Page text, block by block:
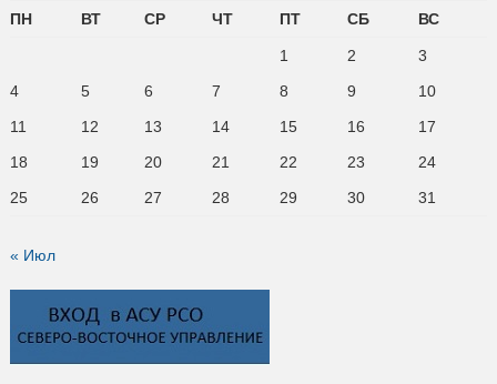
ПН ВТ СР ЧТ ПТ СБ ВС
1 2
3
4
5 6 7 8 9
10
11
12 13 14 15 16
17
18
19 20 21 22 23
24
25
26 27 28 29 30 31
« Июл